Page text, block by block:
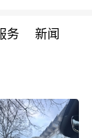
周铁发！
务 新闻